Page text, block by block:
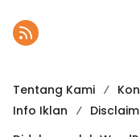
Tentang Kami
Info Iklan